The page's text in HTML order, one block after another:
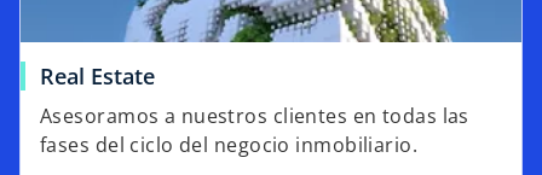
Real Estate
Asesoramos a nuestros clientes en todas las
fases del ciclo del negocio inmobiliario.